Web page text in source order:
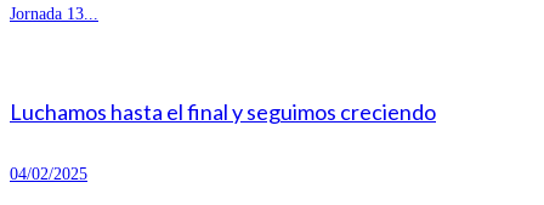
Jornada 13...
Luchamos hasta el final y seguimos creciendo
04/02/2025